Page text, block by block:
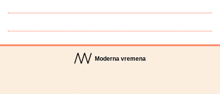
Moderna vremena